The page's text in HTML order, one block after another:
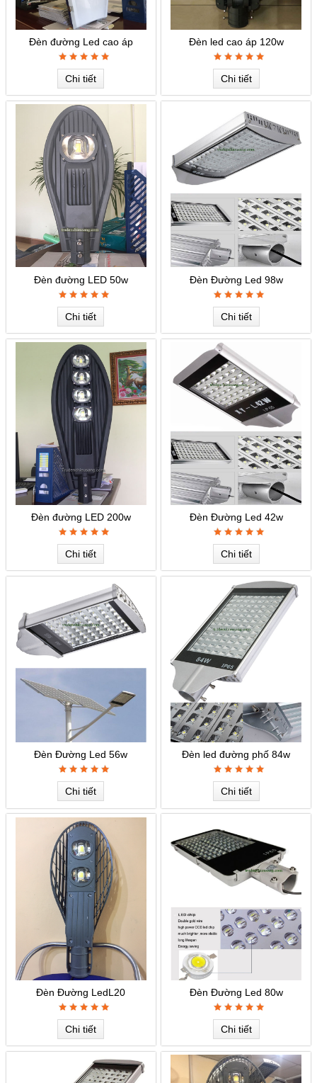
Đèn đường Led cao áp
Chi tiết
Đèn led cao áp 120w
Chi tiết
Đèn đường LED 50w
Chi tiết
Đèn Đường Led 98w
Chi tiết
Đèn đường LED 200w
Chi tiết
Đèn Đường Led 42w
Chi tiết
Đèn Đường Led 56w
Chi tiết
Đèn led đường phố 84w
Chi tiết
Đèn Đường LedL20
Chi tiết
Đèn Đường Led 80w
Chi tiết